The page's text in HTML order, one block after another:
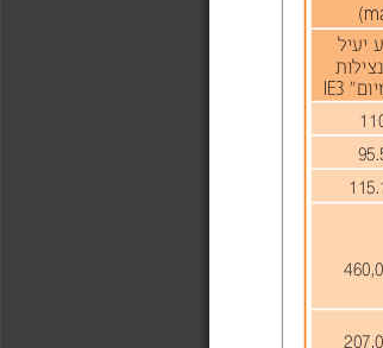
(
ליעי
תוליצנ
"םוימירפ" IE3